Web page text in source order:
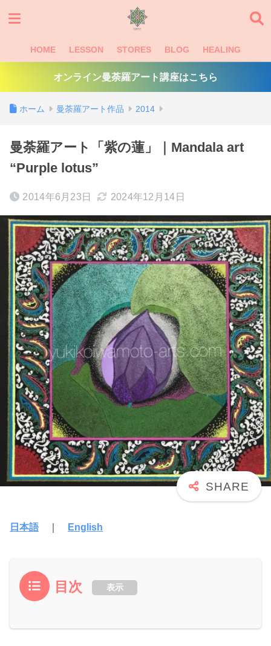
HOME LESSON STORES BLOG HEALING
オンライン曼荼羅アート講座はこちら
ホーム 曼荼羅アート作品 2014
曼荼羅アート「紫の蓮」｜Mandala art
“Purple lotus”
2014年6月23日 2024年12月14日
日本語｜ English
目次 表示